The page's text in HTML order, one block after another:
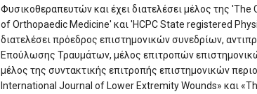
Φυσικοθεραπευτών και έχει διατελέσει μέλος της
of Orthopaedic Medicine' και 'HCPC State registered
διατελέσει πρόεδρος επιστημονικών συνεδρίων,
Επούλωσης Τραυμάτων, μέλος επιτροπών
μέλος της συντακτικής επιτροπής επιστημονικών
International Journal of Lower Extremity Wounds» και